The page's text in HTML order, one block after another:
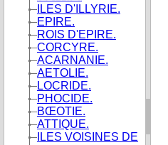
ILES D'ILLYRIE.
EPIRE.
ROIS D'EPIRE.
CORCYRE.
ACARNANIE.
AETOLIE.
LOCRIDE.
PHOCIDE.
BŒOTIE.
ATTIQUE.
ILES VOISINES DE